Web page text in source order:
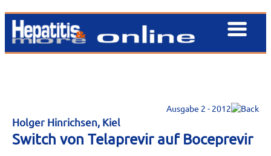
Ausgabe 2 - 2012
Holger Hinrichsen, Kiel
Switch von Telaprevir auf Boceprevir